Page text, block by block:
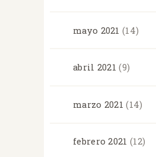
mayo 2021 (14)
abril 2021 (9)
marzo 2021 (14)
febrero2021 (12)